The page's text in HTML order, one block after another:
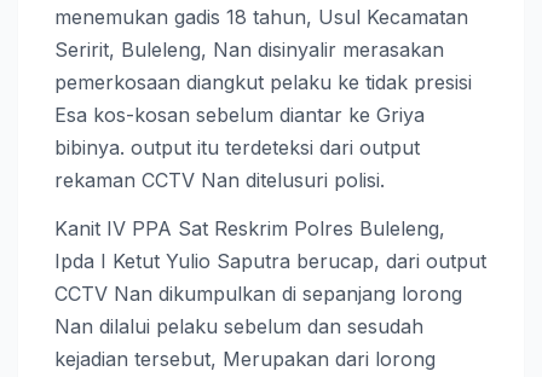
menemukan gadis 18 tahun, Usul Kecamatan
Seririt, Buleleng, Nan disinyalir merasakan
pemerkosaan diangkut pelaku ke tidak presisi
Esa kos-kosan sebelum diantar ke Griya
bibinya. output itu terdeteksi dari output
rekaman CCTV Nan ditelusuri polisi.
Kanit IV PPA Sat Reskrim Polres Buleleng,
Ipda I Ketut Yulio Saputra berucap, dari output
CCTV Nan dikumpulkan di sepanjang lorong
Nan dilalui pelaku sebelum dan sesudah
kejadian tersebut, Merupakan dari lorong